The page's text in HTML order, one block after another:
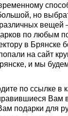
но
вещей
по любым
в Брянске
на сайт
и мы
по ссылке в
Вам
подарки для